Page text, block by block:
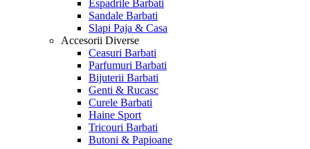
Espadrile Barbati
Sandale Barbati
Slapi Paja & Casa
Accesorii Diverse
Ceasuri Barbati
Parfumuri Barbati
Bijuterii Barbati
Genti & Rucasc
Curele Barbati
Haine Sport
Tricouri Barbati
Butoni & Papioane